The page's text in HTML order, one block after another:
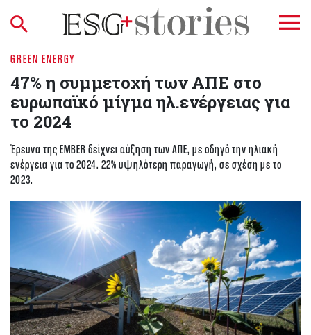
GREEN ENERGY
47% η συμμετοχή των ΑΠΕ στο
ευρωπαϊκό μίγμα ηλ.ενέργειας για
το 2024
Έρευνα της EMBER δείχνει αύξηση των ΑΠΕ, με οδηγό την ηλιακή
ενέργεια για το 2024. 22% υψηλότερη παραγωγή, σε σχέση με το
2023.